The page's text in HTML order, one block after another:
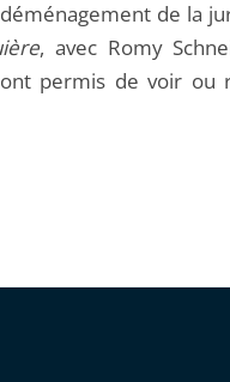
de la
, avec Romy
permis de voir ou